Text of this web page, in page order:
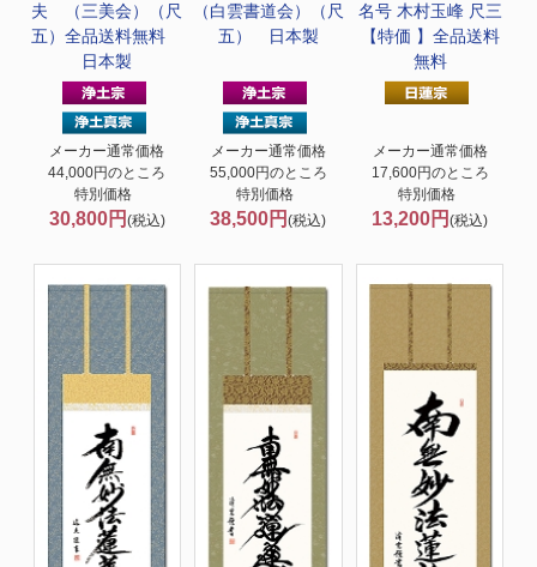
夫 （三美会）（尺
五）全品送料無料
日本製
メーカー通常価格
44,000円のところ
特別価格
30,800円 (税込)
（白雲書道会）（尺
五） 日本製
メーカー通常価格
55,000円のところ
特別価格
38,500円(税込)
名号 木村玉峰 尺三
【特価 】全品送料
無料
メーカー通常価格
17,600円のところ
特別価格
13,200円(税込)